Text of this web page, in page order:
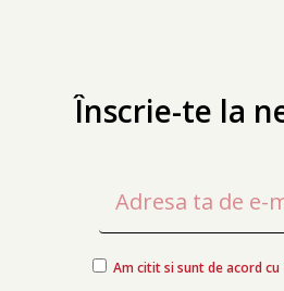
Înscrie-te la
Am citit si sunt de acord